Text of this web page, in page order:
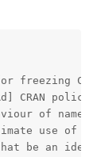
policies
of
of :::
be an